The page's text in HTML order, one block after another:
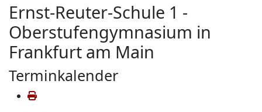
Ernst-Reuter-Schule 1 -
Oberstufengymnasium in
Frankfurt am Main
Terminkalender